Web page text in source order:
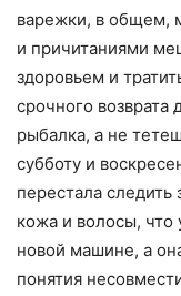
варежки, в общем,
и причитаниями
здоровьем и
срочного возврата
рыбалка, а не
субботу и
перестала следить
кожа и волосы, что
новой машине, а
понятия